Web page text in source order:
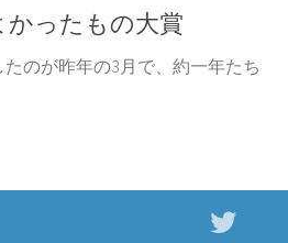
かったもの大賞
のが昨年の3月で、約一年たち